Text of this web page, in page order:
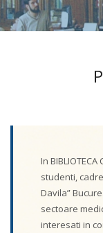
In
studenti,
Davila”
sectoare
interesati in